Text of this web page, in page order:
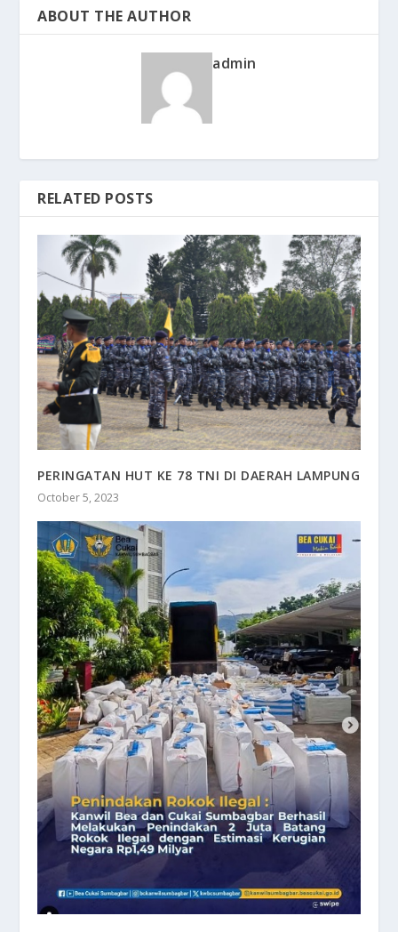
ABOUT THE AUTHOR
admin
RELATED POSTS
PERINGATAN HUT KE 78 TNI DI DAERAH LAMPUNG
October 5, 2023